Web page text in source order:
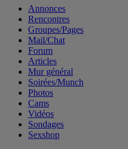
Annonces
Rencontres
Groupes/Pages
Mail/Chat
Forum
Articles
Mur général
Soirées/Munch
Photos
Cams
Vidéos
Sondages
Sexshop